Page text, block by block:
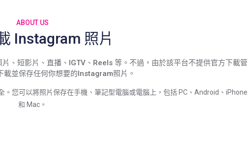
ABOUT US
Instagram 照片
、短影片、直播、IGTV、Reels 等。不過，由於該平台不提供官方下載管
載並保存任何你想要的Instagram照片。
您可以將照片保存在手機、筆記型電腦或電腦上，包括 PC、Android、iPhone
和 Mac。